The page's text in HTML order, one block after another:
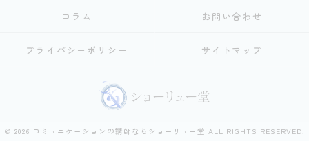
コラム お問い合わせ
プライバシーポリシー サイトマップ
© 2026 コミュニケーションの講師ならショーリュー堂 ALL RIGHTS RESERVED.